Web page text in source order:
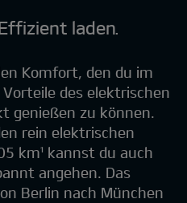
laden.
Komfort, den du im
des elektrischen
genießen zu können.
rein elektrischen
km¹ kannst du auch
angehen. Das
Berlin nach München